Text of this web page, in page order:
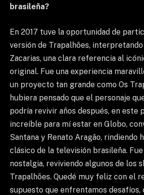
brasileña?
En 2017 tuve la oportunidad de
versión de Trapalhões,
Zacarias, una clara referencia al
original. Fue una experiencia
un proyecto tan grande como Os
hubiera pensado que el personaje
podría revivir años después, en este
increíble para mí estar en Globo,
Santana y Renato Aragão, rindiendo
clásico de la televisión brasileña.
nostalgia, reviviendo algunos de los
Trapalhões. Quedé muy feliz con el
supuesto que enfrentamos desafíos,